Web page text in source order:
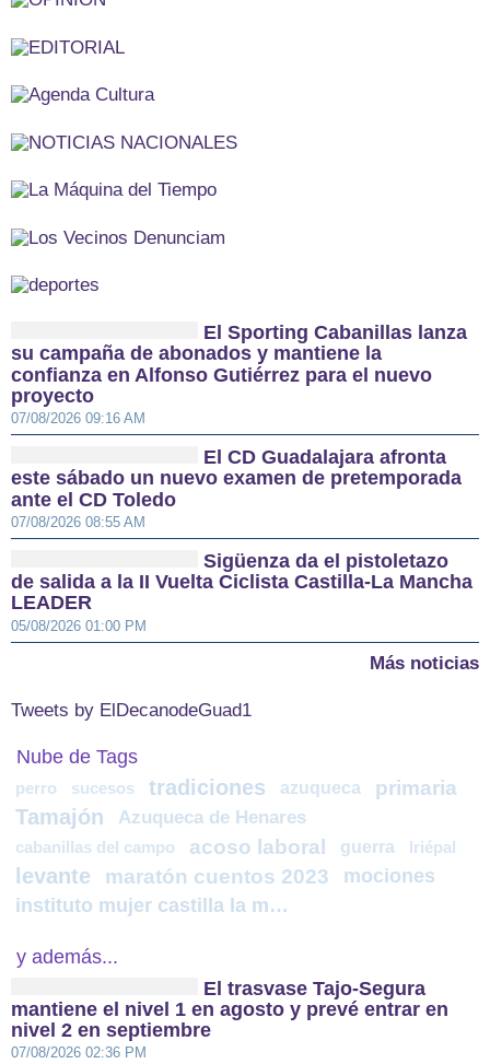
El Sporting Cabanillas lanza
su campaña de abonados y mantiene la
confianza en Alfonso Gutiérrez para el nuevo
proyecto
07/08/2026 09:16 AM
El CD Guadalajara afronta
este sábado un nuevo examen de pretemporada
ante el CD Toledo
07/08/2026 08:55 AM
Sigüenza da el pistoletazo
de salida a la II Vuelta Ciclista Castilla-La Mancha
LEADER
05/08/2026 01:00 PM
Más noticias
Tweets by ElDecanodeGuad1
Nube de Tags
perro sucesos tradiciones azuqueca primaria
Tamajón Azuqueca de Henares
cabanillas del campo acoso laboral guerra Iriépal
levante maratón cuentos 2023
mociones
instituto mujer castilla la mancha
y además...
El trasvase Tajo-Segura
mantiene el nivel 1 en agosto y prevé entrar en
nivel 2 en septiembre
07/08/2026 02:36 PM